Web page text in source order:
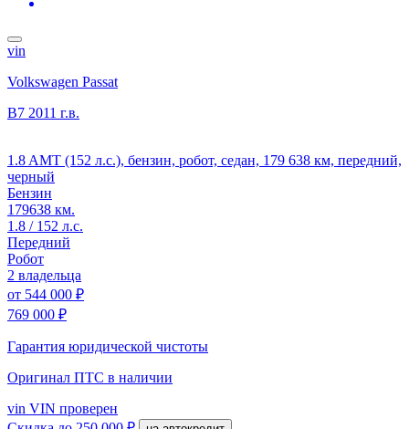
vin
Volkswagen Passat
B7 2011 г.в.
1.8 AMT (152 л.с.), бензин, робот, седан, 179 638 км, передний,
черный
Бензин
179638 км.
1.8 / 152 л.с.
Передний
Робот
2 владельца
от 544 000 ₽
769 000 ₽
Гарантия юридической чистоты
Оригинал ПТС в наличии
vin VIN проверен